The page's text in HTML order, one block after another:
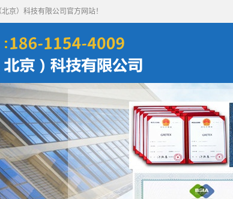
京）科技有限公司官方网站！